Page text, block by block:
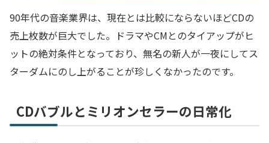
90年代の音楽業界は、現在とは比較にならないほどCDの
売上枚数が巨大でした。ドラマやCMとのタイアップがヒ
ットの絶対条件となっており、無名の新人が一夜にしてス
ターダムにのし上がることが珍しくなかったのです。
CDバブルとミリオンセラーの日常化